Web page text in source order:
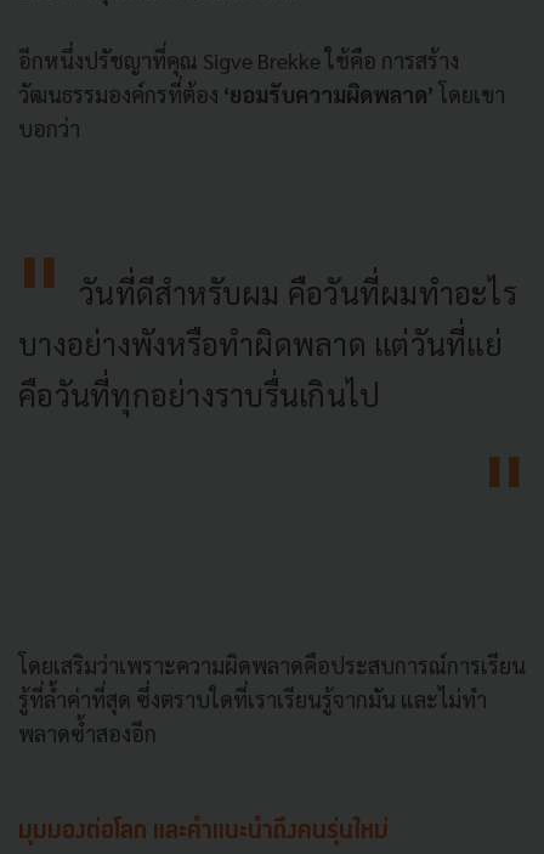
อีกหนึ่งปรัชญาที่คุณ Sigve Brekke ใช้คือ การสร้าง
วัฒนธรรมองค์กรที่ต้อง ‘ยอมรับความผิดพลาด’ โดยเขา
บอกว่า
วันที่ดีสำหรับผม คือวันที่ผมทำอะไร
บางอย่างพังหรือทำผิดพลาด แต่วันที่แย่
คือวันที่ทุกอย่างราบรื่นเกินไป
โดยเสริมว่าเพราะความผิดพลาดคือประสบการณ์การเรียน
รู้ที่ล้ำค่าที่สุด ซึ่งตราบใดที่เราเรียนรู้จากมัน และไม่ทำ
พลาดซ้ำสองอีก
มุมมองต่อโลก และคำแนะนำถึงคนรุ่นใหม่